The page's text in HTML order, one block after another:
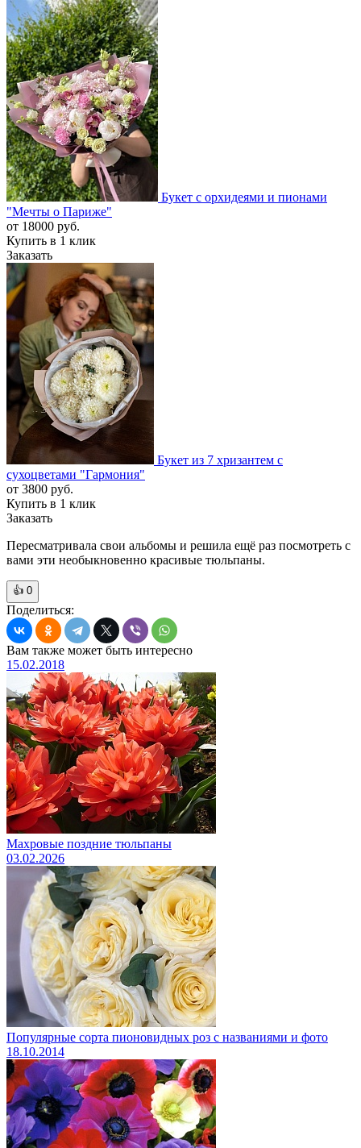
Букет c орхидеями и пионами
"Мечты о Париже"
от 18000 руб.
Купить в 1 клик
Заказать
Букет из 7 хризантем с
сухоцветами "Гармония"
от 3800 руб.
Купить в 1 клик
Заказать
Пересматривала свои альбомы и решила ещё раз посмотреть с
вами эти необыкновенно красивые тюльпаны.
👍 0
Поделиться:
Вам также может быть интересно
15.02.2018
Махровые поздние тюльпаны
03.02.2026
Популярные сорта пионовидных роз с названиями и фото
18.10.2014